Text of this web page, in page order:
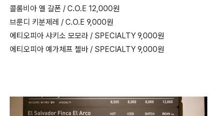
콜롬비아 엘 갈폰 / C.O.E 12,000원
브룬디 키분제레 / C.O.E 9,000원
에티오피아 샤키소 모모라 / SPECIALTY 9,000원
에티오피아 예가체프 첼바 / SPECIALTY 9,000원